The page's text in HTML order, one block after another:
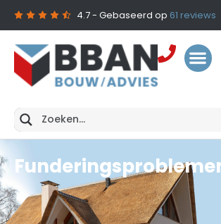
4.7- Gebaseerd op 61 reviews